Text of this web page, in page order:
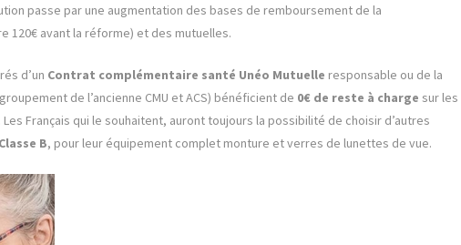
passe par une augmentation des bases de remboursement de la
120€ avant la réforme) et des mutuelles.
d’un Contrat complémentaire santé Unéo Mutuelle responsable ou de la
de l’ancienne CMU et ACS) bénéficient de 0€ de reste à charge sur les
Les Français qui le souhaitent, auront toujours la possibilité de choisir d’autres
Classe B, pour leur équipement complet monture et verres de lunettes de vue.